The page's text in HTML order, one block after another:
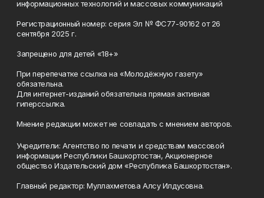
информационных технологий и массовых коммуникаций
Регистрационный номер: серия Эл № ФС77-90162 от 26
сентября 2025 г.
Запрещено для детей «18+»
При перепечатке ссылка на «Молодёжную газету»
обязательна.
Для интернет-изданий обязательна прямая активная
гиперссылка.
Мнение редакции может не совпадать с мнением авторов.
Учредители: Агентство по печати и средствам массовой
информации Республики Башкортостан, Акционерное
общество Издательский дом «Республика Башкортостан».
Главный редактор: Муллахметова Алсу Илдусовна.